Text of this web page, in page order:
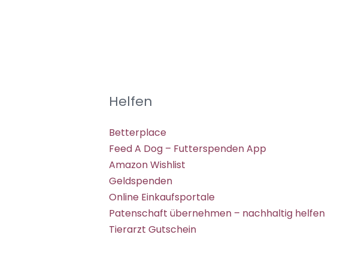
Helfen
Betterplace
Feed A Dog – Futterspenden App
Amazon Wishlist
Geldspenden
Online Einkaufsportale
Patenschaft übernehmen – nachhaltig helfen
Tierarzt Gutschein